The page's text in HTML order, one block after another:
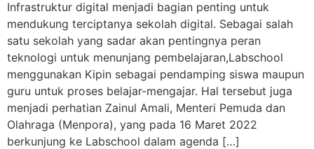
Infrastruktur digital menjadi bagian penting untuk
mendukung terciptanya sekolah digital. Sebagai salah
satu sekolah yang sadar akan pentingnya peran
teknologi untuk menunjang pembelajaran,Labschool
menggunakan Kipin sebagai pendamping siswa maupun
guru untuk proses belajar-mengajar. Hal tersebut juga
menjadi perhatian Zainul Amali, Menteri Pemuda dan
Olahraga (Menpora), yang pada 16 Maret 2022
berkunjung ke Labschool dalam agenda […]